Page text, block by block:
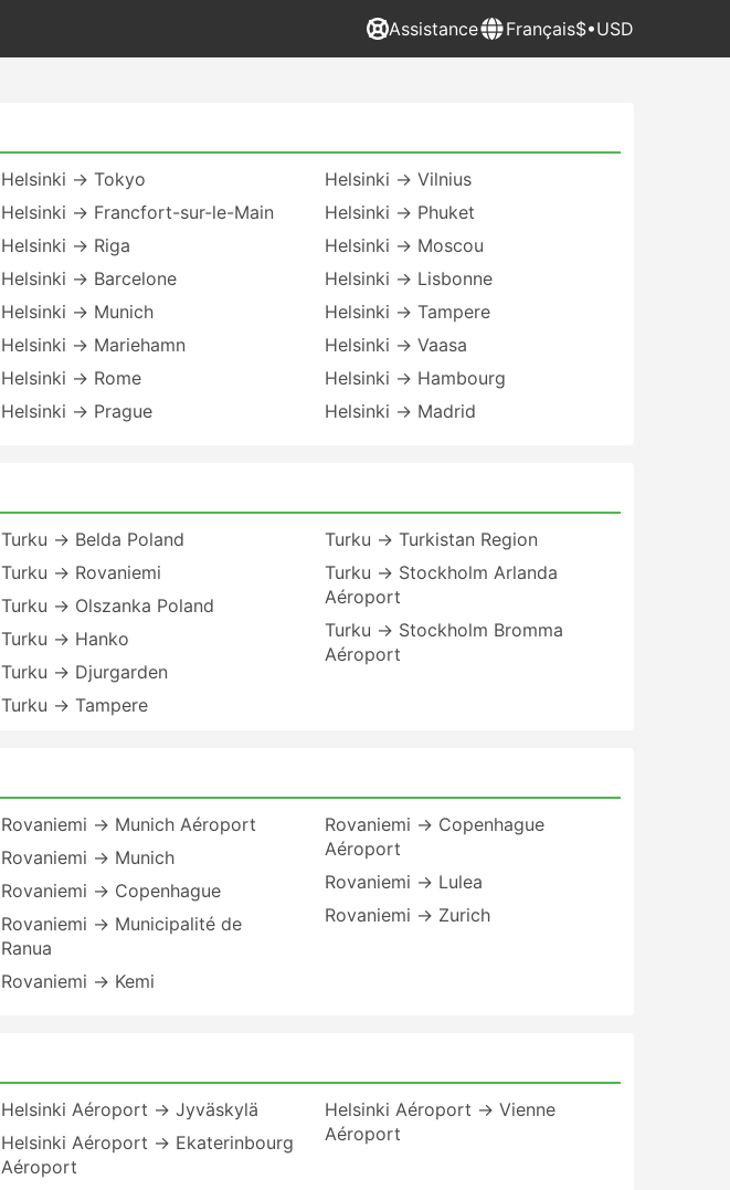
Assistance Français$•USD
Helsinki → Tokyo
Helsinki → Francfort-sur-le-Main
Helsinki → Riga
Helsinki → Barcelone
Helsinki → Munich
Helsinki → Mariehamn
Helsinki → Rome
Helsinki → Prague
Helsinki → Vilnius
Helsinki → Phuket
Helsinki → Moscou
Helsinki → Lisbonne
Helsinki → Tampere
Helsinki → Vaasa
Helsinki → Hambourg
Helsinki → Madrid
Turku → Belda Poland
Turku → Rovaniemi
Turku → Olszanka Poland
Turku → Hanko
Turku → Djurgarden
Turku → Tampere
Turku → Turkistan Region
Turku → Stockholm Arlanda
Aéroport
Turku → Stockholm Bromma
Aéroport
Rovaniemi → Munich Aéroport
Rovaniemi → Munich
Rovaniemi → Copenhague
Rovaniemi → Municipalité de
Ranua
Rovaniemi → Kemi
Rovaniemi → Copenhague
Aéroport
Rovaniemi → Lulea
Rovaniemi → Zurich
Helsinki Aéroport → Jyväskylä
Helsinki Aéroport → Ekaterinbourg
Aéroport
Helsinki Aéroport → Vienne
Aéroport